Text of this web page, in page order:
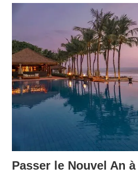
Passer le Nouvel An